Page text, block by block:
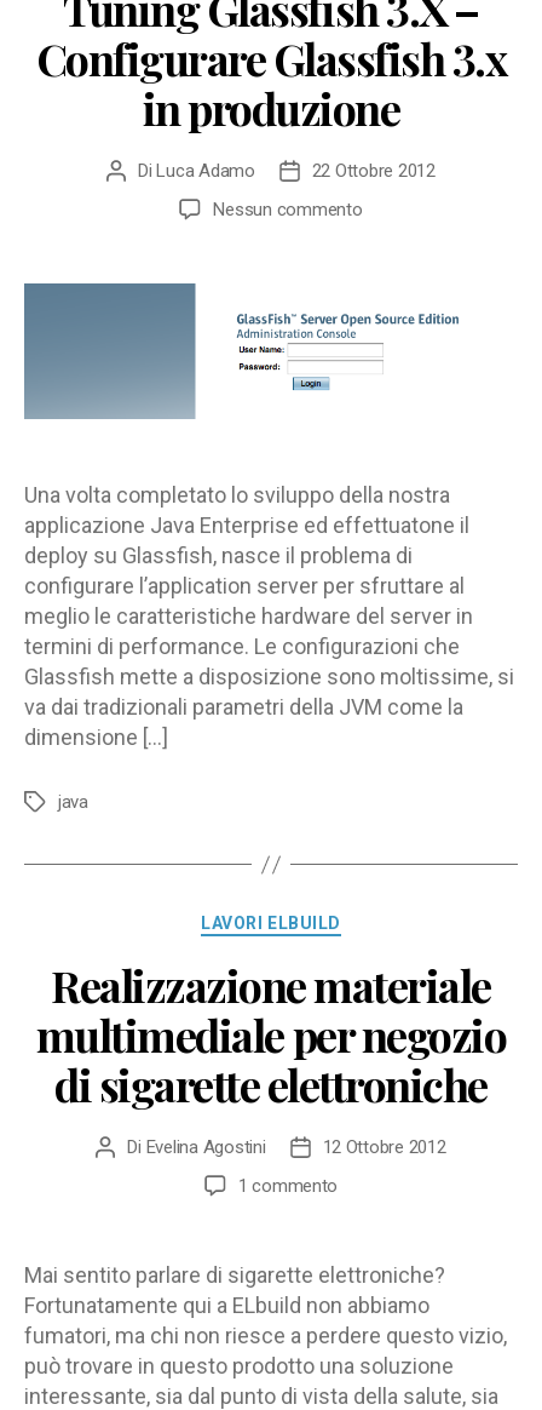
Configurare Glassfish 3.x
in produzione
Autore
DiLuca Adamo
Data
dell'articolo
22 Ottobre 2012
Nessun commentosu
–
Configurare
Glassfish
Una volta completato lo sviluppo della nostra
applicazione Java Enterprise ed effettuatone il
deploy su Glassfish, nasce il problema di
configurare l’application server per sfruttare al
meglio le caratteristiche hardware del server in
termini di performance. Le configurazioni che
Glassfish mette a disposizione sono moltissime, si
va dai tradizionali parametri della JVM come la
dimensione […]
Tag java
Categorie
LAVORI ELBUILD
Realizzazione materiale
multimediale per negozio
di sigarette elettroniche
Autore
Di Evelina Agostini
Data
dell'articolo
12 Ottobre 2012
1 commento
multimediale
per
negozio
di
sigarette
elettroniche
Mai sentito parlare di sigarette elettroniche?
Fortunatamente qui a ELbuild non abbiamo
fumatori, ma chi non riesce a perdere questo vizio,
può trovare in questo prodotto una soluzione
interessante, sia dal punto di vista della salute, sia